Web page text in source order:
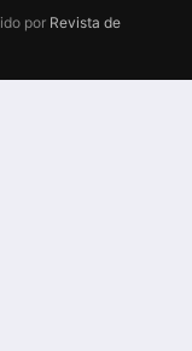
por Revista de